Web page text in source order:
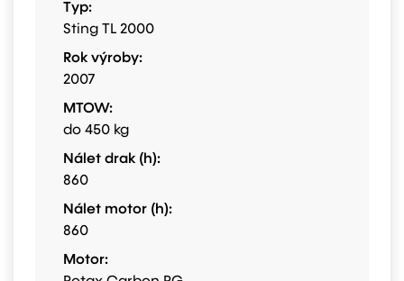
Typ:
Sting TL 2000
Rok výroby:
2007
MTOW:
do 450 kg
Nálet drak (h):
860
Nálet motor (h):
860
Motor: